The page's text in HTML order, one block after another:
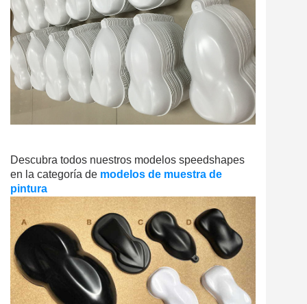
Descubra todos nuestros modelos speedshapes
en la categoría de modelos de muestra de
pintura